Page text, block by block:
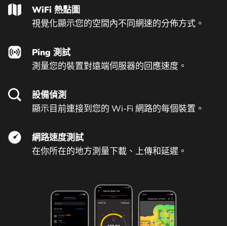
WiFi 熱點圖
視覺化顯示您的空間內不同網速的分佈方式。
Ping 測試
測量您的裝置對遠端伺服器的回應速度。
設備偵測
顯示目前連接到您的 Wi-Fi 網路的每個裝置。
網路速度測試
在你所在的地方測量下載、上傳和延遲。